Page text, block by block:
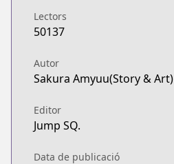
Lectors
50137
Autor
Sakura Amyuu(Story & Art)
Editor
Jump SQ.
Data de publicació